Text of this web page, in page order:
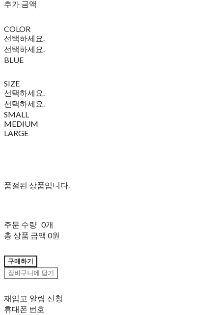
추가 금액
COLOR
선택하세요.
선택하세요.
BLUE
SIZE
선택하세요.
선택하세요.
SMALL
MEDIUM
LARGE
품절된 상품입니다.
주문 수량 0개
총 상품 금액 0원
구매하기
장바구니에 담기
재입고 알림 신청
휴대폰 번호